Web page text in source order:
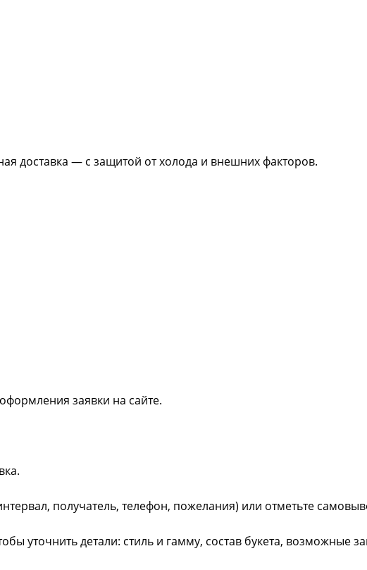
доставка — с защитой от холода и внешних факторов.
заявки на сайте.
получатель, телефон, пожелания) или отметьте
уточнить детали: стиль и гамму, состав букета, возможные